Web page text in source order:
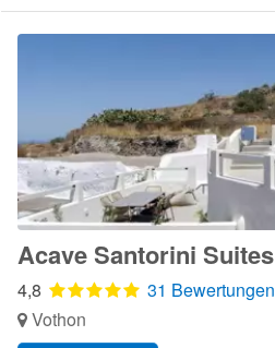
Acave Santorini Suites
4,8
31 Bewertungen
Vothon